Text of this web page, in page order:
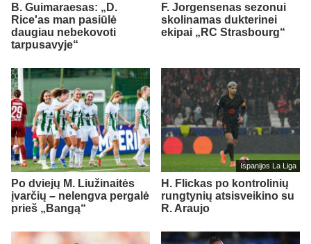
B. Guimaraesas: „D.
Rice'as man pasiūlė
daugiau nebekovoti
tarpusavyje“
F. Jorgensenas sezonui
skolinamas dukterinei
ekipai „RC Strasbourg“
Po dviejų M. Liužinaitės
įvarčių – nelengva pergalė
prieš „Bangą“
Ispanijos La Liga
H. Flickas po kontrolinių
rungtynių atsisveikino su
R. Araujo